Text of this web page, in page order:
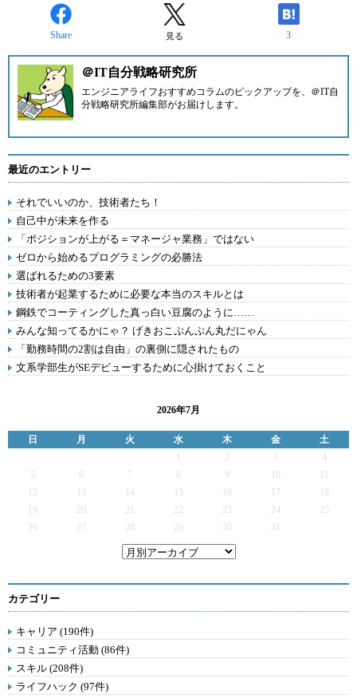
Share 見る 3
＠IT自分戦略研究所
エンジニアライフおすすめコラムのピックアップを、 ＠IT自
分戦略研究所編集部がお届けします。
最近のエントリー
それでいいのか、技術者たち！
自己中が未来を作る
「ポジションが上がる＝マネージャ業務」ではない
ゼロから始めるプログラミングの必勝法
選ばれるための3要素
技術者が起業するために必要な本当のスキルとは
鋼鉄でコーティングした真っ白い豆腐のように……
みんな知ってるかにゃ？ げきおこぷんぷん丸だにゃん
「勤務時間の2割は自由」の裏側に隠されたもの
文系学部生がSEデビューするために心掛けておくこと
2026年7月
日 月 火 水 木 金
土
2 3
4
5
6 7 9
12
13 14 15 16 17
19
20 21 22 23 24
25
26
27 28 29 30 31
カテゴリー
キャリア (190件)
コミュニティ活動 (86件)
スキル (208件)
ライフハック (97件)